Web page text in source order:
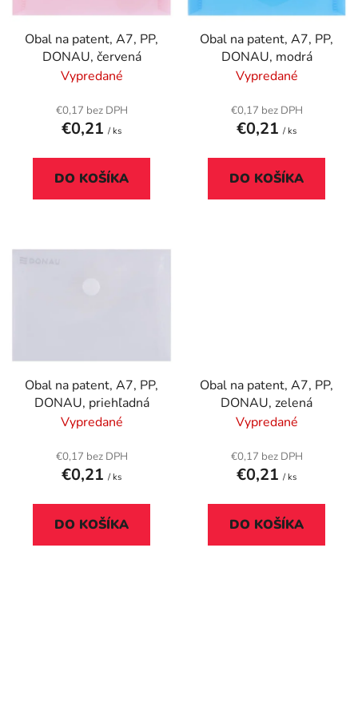
r
Obal na patent, A7, PP,
DONAU, červená
Vypredané
€0,17 bez DPH
€0,21 / ks
DO KOŠÍKA
Obal na patent, A7, PP,
DONAU, modrá
Vypredané
€0,17 bez DPH
€0,21 / ks
DO KOŠÍKA
Obal na patent, A7, PP,
DONAU, priehľadná
Vypredané
€0,17 bez DPH
€0,21 / ks
DO KOŠÍKA
Obal na patent, A7, PP,
DONAU, zelená
Vypredané
€0,17 bez DPH
€0,21 / ks
DO KOŠÍKA